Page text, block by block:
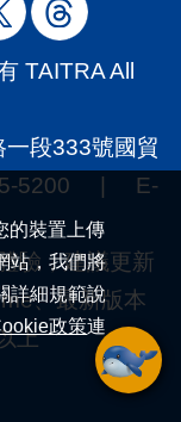
的裝置上傳
站，我們將
詳細規範說
政策連
TAITRA All
段333號國貿
5200 | E-
驗，建議更新
、最新版本
上